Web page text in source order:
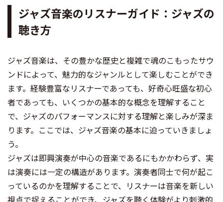
ジャズ音楽のリスナーガイド：ジャズの
聴き方
ジャズ音楽は、その豊かな歴史と複雑で魂のこもったサウ
ンドによって、魅力的なジャンルとして楽しむことができ
ます。経験豊富なリスナーであっても、好奇心旺盛な初心
者であっても、いくつかの基本的な概念を理解すること
で、ジャズのパフォーマンスに対する理解と楽しみが深ま
ります。ここでは、ジャズ音楽の基本に迫っていきましょ
う。
ジャズは即興演奏が中心の音楽であるにもかかわらず、実
は演奏には一定の構造があります。演奏者同士で何が起こ
っているのかを理解することで、リスナーは音楽を新しい
視点で捉えることができ、ジャズを聴く体験がより刺激的